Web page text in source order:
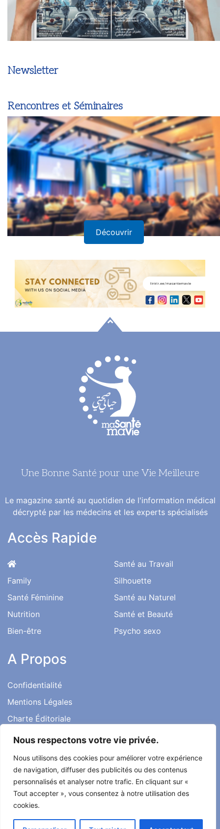
Nous respectons votre vie privée.
Nous utilisons des cookies pour améliorer votre expérience
de navigation, diffuser des publicités ou des contenus
personnalisés et analyser notre trafic. En cliquant sur «
Tout accepter », vous consentez à notre utilisation des
cookies.
Newsletter
Rencontres et Séminaires
Découvrir
Une Bonne Santé pour une Vie Meilleure
Le magazine santé au quotidien de l'information médical
décrypté par les médecins et les experts spécialisés
Accès Rapide
Family
Santé Féminine
Nutrition
Bien-être
Santé au Travail
Silhouette
Santé au Naturel
Santé et Beauté
Psycho sexo
A Propos
Confidentialité
Mentions Légales
Charte Éditoriale
Conditions d’utilisation
Témoignages
Tout droit réservé ma santé ma vie 2022